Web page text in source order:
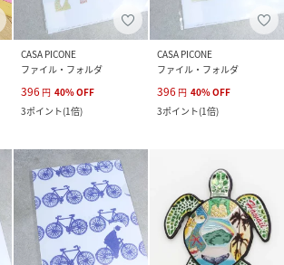
CASA PICONE
ファイル・フォルダ
396 円 40%OFF
3ポイント(1倍)
CASA PICONE
ファイル・フォルダ
396 円 40%OFF
3ポイント(1倍)